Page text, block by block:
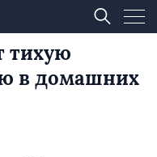
тихую
в домашних